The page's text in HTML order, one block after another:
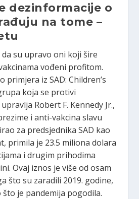
dezinformacije o
na tome –
su upravo oni koji šire
vođeni profitom.
primjera iz SAD: Children’s
koja se protivi
Robert F. Kennedy Jr.,
i anti-vakcina slavu
za predsjednika SAD kao
primila je 23.5 miliona dolara
i drugim prihodima
Ovaj iznos je više od osam
što su zaradili 2019. godine,
je pandemija pogodila.